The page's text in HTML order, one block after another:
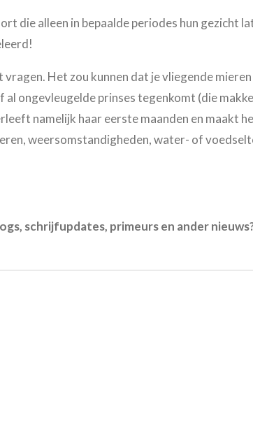
die alleen in bepaalde periodes hun gezicht
vragen. Het zou kunnen dat je vliegende
ongevleugelde prinses tegenkomt (die
namelijk haar eerste maanden en maakt
weersomstandigheden, water- of
schrijfupdates, primeurs en ander